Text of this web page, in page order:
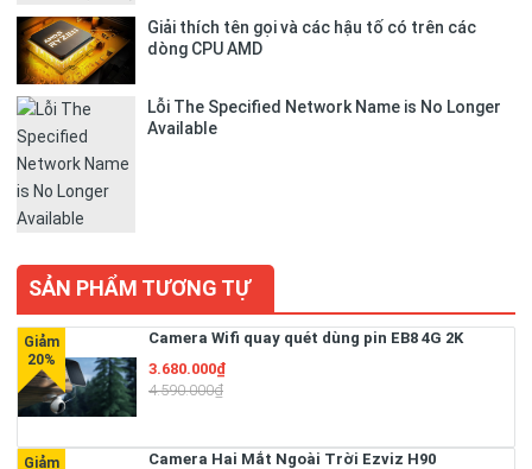
Giải thích tên gọi và các hậu tố có trên các
dòng CPU AMD
Lỗi The Specified Network Name is No Longer
Available
SẢN PHẨM TƯƠNG TỰ
Camera Wifi quay quét dùng pin EB8 4G 2K
3.680.000₫
4.590.000₫
Camera Hai Mắt Ngoài Trời Ezviz H90